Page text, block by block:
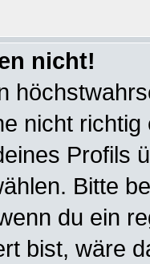
nicht!
nicht
Profils
Bitte
du ein
bist, wäre